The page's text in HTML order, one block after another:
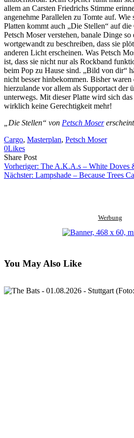
allem an Carsten Friedrichs Stimme
angenehme Parallelen zu Tomte auf.
Platten kommt auch „Die Stellen“ auf
Petsch Moser verstehen, banale Dinge so
wortgewandt zu beschreiben, dass sie
anderen Licht erscheinen. Was Petsch
ist, dass sie nicht nur als Rockband
beim Pop zu Hause sind. „Bild von dir“
nicht besser hinbekommen. Bisher waren
hierzulande vor allem als Supportact der
unterwegs. Mit dieser Platte wird sich
wirklich keine Gerechtigkeit mehr!
„Die Stellen“ von Petsch Moser
Cargo, Masterplan, Petsch Moser
0Likes
Share PostShare
on
Facebook
Copy
URL
to
Send
Link
via
Vorheriger: The A.K.A.s – White Doves
Nächster: Lampshade – Because Trees
Werbung
You May Also Like